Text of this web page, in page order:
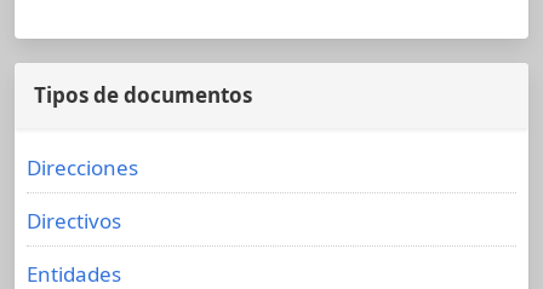
Tipos de documentos
Direcciones
Directivos
Entidades